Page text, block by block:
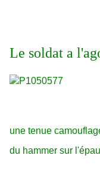
Le soldat a
une tenue
du hammer sur